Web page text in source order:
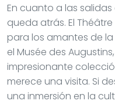
En cuanto a las
queda atrás. El
para los amantes de
el Musée des
impresionante
merece una visita. Si
una inmersión en la